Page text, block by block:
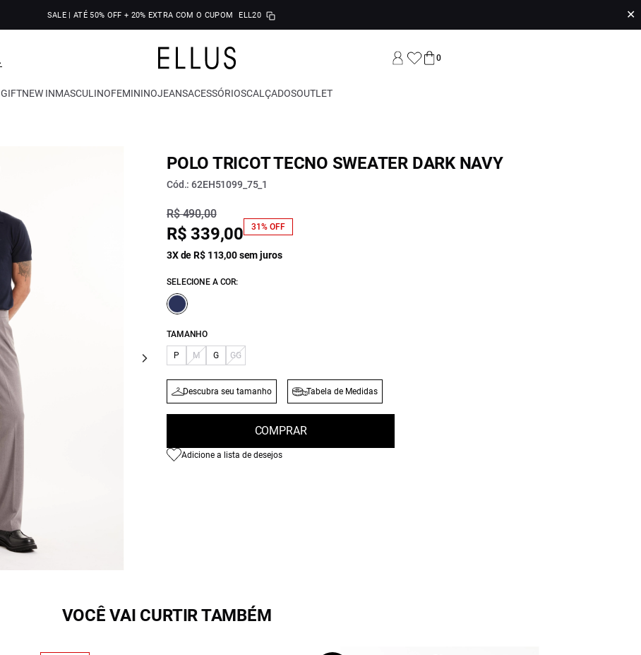
SALE | ATÉ 50% OFF + 20% EXTRA COM O CUPOM ELL20 ✕
0
GIFTNEW INMASCULINOFEMININOJEANSACESSÓRIOSCALÇADOSOUTLET
POLO TRICOT TECNO SWEATER DARK NAVY
Cód.: 62EH51099_75_1
R$ 490,00
R$ 339,00 31% OFF
3X de R$ 113,00 sem juros
SELECIONE A COR:
TAMANHO
P M G GG
Descubra seu tamanho Tabela de Medidas
COMPRAR
Adicione a lista de desejos
VOCÊ VAI CURTIR TAMBÉM